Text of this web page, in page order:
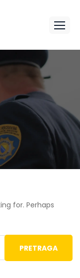
for. Perhaps